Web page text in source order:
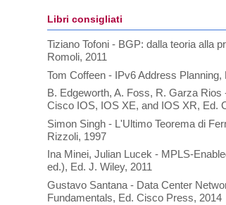
Libri consigliati
Tiziano Tofoni - BGP: dalla teoria alla
Romoli, 2011
Tom Coffeen - IPv6 Address Planning,
B. Edgeworth, A. Foss, R. Garza Rios
Cisco IOS, IOS XE, and IOS XR, Ed.
Simon Singh - L'Ultimo Teorema di
Rizzoli, 1997
Ina Minei, Julian Lucek - MPLS-
ed.), Ed. J. Wiley, 2011
Gustavo Santana - Data Center
Fundamentals, Ed. Cisco Press, 2014